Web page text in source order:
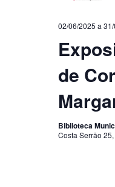
de
02/06/2025 a
Biblioteca
Costa Serrão